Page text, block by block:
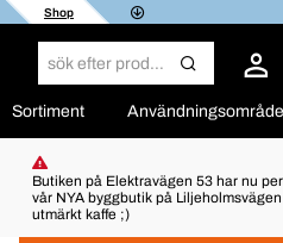
Shop
Sortiment
Butiken på Elektravägen 53 har nu
vår NYA byggbutik på
utmärkt kaffe ;)
Filter